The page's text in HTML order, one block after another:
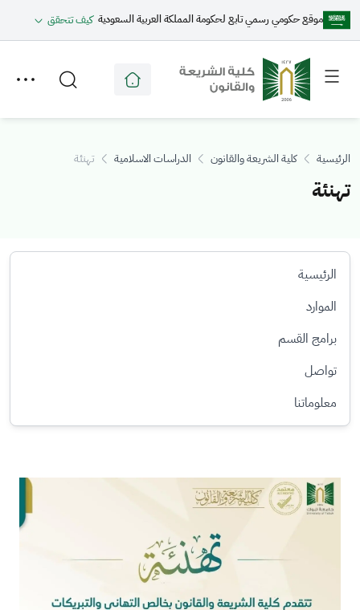
موقع حكومي رسمي تابع لحكومة المملكة العربية السعودية كيف تتحقق
Toggle
menu
Toggle
secondary
menu
الرئيسية كلية الشريعة والقانون الدراسات الاسلامية تهنئة
تهنئة
الرئيسية
الموارد
برامج القسم
تواصل
معلوماتنا
الصورة